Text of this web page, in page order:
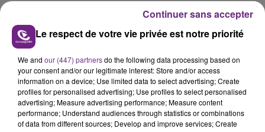
s'est avéré être plus précoce que prévu,
l'inspection du Travail en profite pour rappeler
les conditions de...
TITRES DIFFUSÉS
4h39
4h39 4h35
4h35
Le respect de votre vie privée est notre priorité
We and our (447) partnersdo the following data processing based on
your consent and/or our legitimate interest: Store and/or access
information on a device; Use limited data to select advertising; Create
profiles for personalised advertising; Use profiles to select personalised
advertising; Measure advertising performance; Measure content
performance; Understand audiences through statistics or combinations
of data from different sources; Develop and improve services; Create
Continuer sans accepter